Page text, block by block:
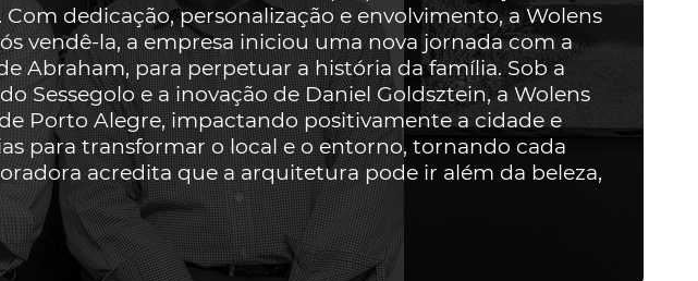
dedicação, personalização e envolvimento, a Wolens
vendê-la, a empresa iniciou uma nova jornada com a
Abraham, para perpetuar a história da família. Sob a
Sessegolo e a inovação de Daniel Goldsztein, a Wolens
Porto Alegre, impactando positivamente a cidade e
para transformar o local e o entorno, tornando cada
acredita que a arquitetura pode ir além da beleza,